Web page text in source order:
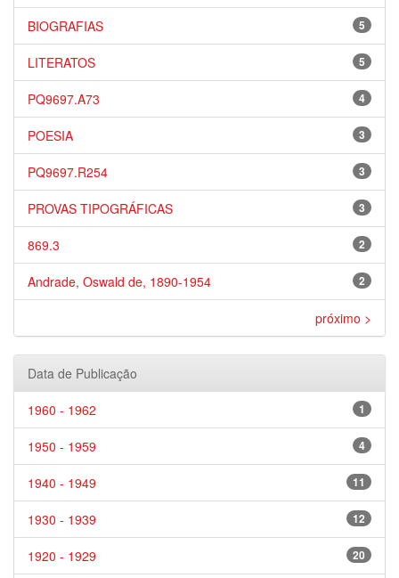
5
BIOGRAFIAS
5
LITERATOS
4
PQ9697.A73
3
POESIA
3
PQ9697.R254
3
PROVAS TIPOGRÁFICAS
2
869.3
2
Andrade, Oswald de, 1890-1954
próximo >
Data de Publicação
1
1960 - 1962
4
1950 - 1959
11
1940 - 1949
12
1930 - 1939
20
1920 - 1929